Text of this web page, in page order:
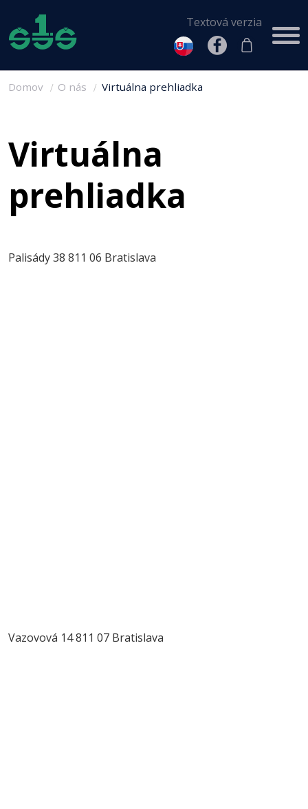
Textová verzia
Domov O nás Virtuálna prehliadka
Virtuálna
prehliadka
Palisády 38 811 06 Bratislava
Vazovová 14 811 07 Bratislava